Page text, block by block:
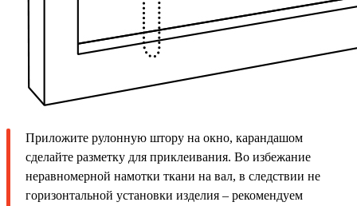
Приложите рулонную штору на окно, карандашом
сделайте разметку для приклеивания. Во избежание
неравномерной намотки ткани на вал, в следствии не
горизонтальной установки изделия – рекомендуем